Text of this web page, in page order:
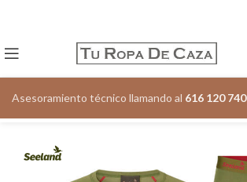
Asesoramiento técnico llamando al 616 120 740